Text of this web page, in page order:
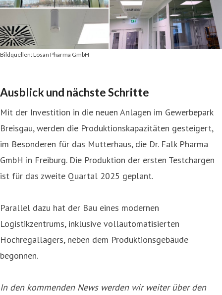
Bildquellen: Losan Pharma GmbH
Ausblick und nächste Schritte
Mit der Investition in die neuen Anlagen im Gewerbepark
Breisgau, werden die Produktionskapazitäten gesteigert,
im Besonderen für das Mutterhaus, die Dr. Falk Pharma
GmbH in Freiburg. Die Produktion der ersten Testchargen
ist für das zweite Quartal 2025 geplant.
Parallel dazu hat der Bau eines modernen
Logistikzentrums, inklusive vollautomatisierten
Hochregallagers, neben dem Produktionsgebäude
begonnen.
In den kommenden News werden wir weiter über den